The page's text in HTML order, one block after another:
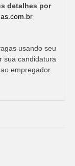
detalhes por
usando seu
sua candidatura
empregador.